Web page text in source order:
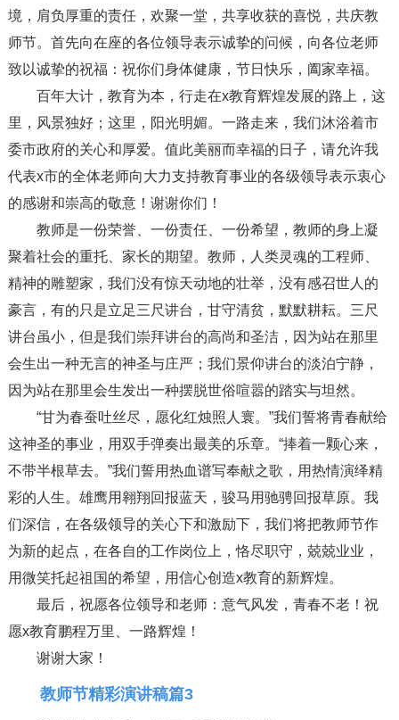
境，肩负厚重的责任，欢聚一堂，共享收获的喜悦，共庆教
师节。首先向在座的各位领导表示诚挚的问候，向各位老师
致以诚挚的祝福：祝你们身体健康，节日快乐，阖家幸福。
百年大计，教育为本，行走在x教育辉煌发展的路上，这
里，风景独好；这里，阳光明媚。一路走来，我们沐浴着市
委市政府的关心和厚爱。值此美丽而幸福的日子，请允许我
代表x市的全体老师向大力支持教育事业的各级领导表示衷心
的感谢和崇高的敬意！谢谢你们！
教师是一份荣誉、一份责任、一份希望，教师的身上凝
聚着社会的重托、家长的期望。教师，人类灵魂的工程师、
精神的雕塑家，我们没有惊天动地的壮举，没有感召世人的
豪言，有的只是立足三尺讲台，甘守清贫，默默耕耘。三尺
讲台虽小，但是我们崇拜讲台的高尚和圣洁，因为站在那里
会生出一种无言的神圣与庄严；我们景仰讲台的淡泊宁静，
因为站在那里会生发出一种摆脱世俗喧嚣的踏实与坦然。
“甘为春蚕吐丝尽，愿化红烛照人寰。”我们誓将青春献给
这神圣的事业，用双手弹奏出最美的乐章。“捧着一颗心来，
不带半根草去。”我们誓用热血谱写奉献之歌，用热情演绎精
彩的人生。雄鹰用翱翔回报蓝天，骏马用驰骋回报草原。我
们深信，在各级领导的关心下和激励下，我们将把教师节作
为新的起点，在各自的工作岗位上，恪尽职守，兢兢业业，
用微笑托起祖国的希望，用信心创造x教育的新辉煌。
最后，祝愿各位领导和老师：意气风发，青春不老！祝
愿x教育鹏程万里、一路辉煌！
谢谢大家！
教师节精彩演讲稿篇3